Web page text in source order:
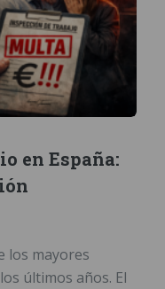
en España:
los mayores
últimos años. El